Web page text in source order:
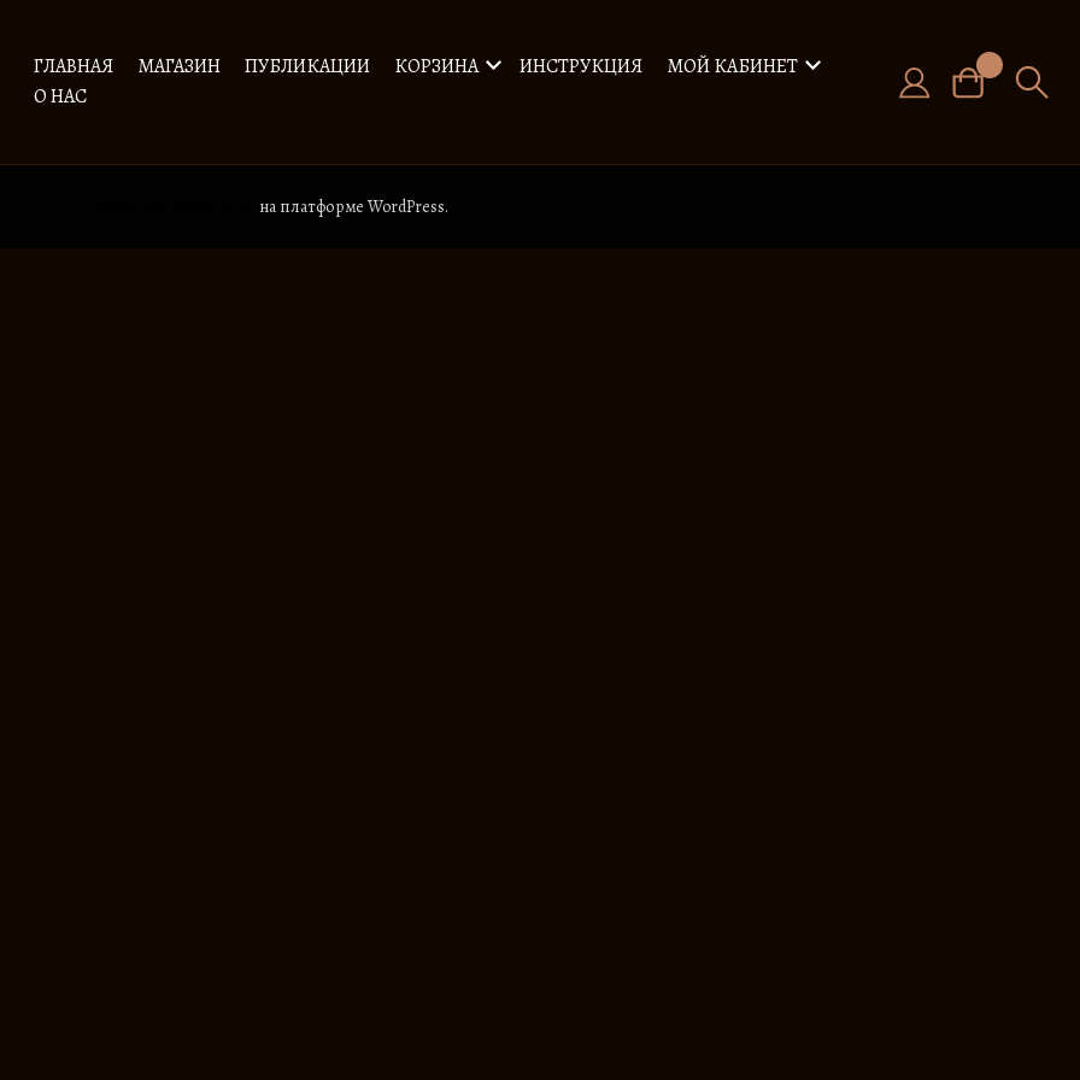
ГЛАВНАЯ МАГАЗИН ПУБЛИКАЦИИ КОРЗИНА ИНСТРУКЦИЯ
МОЙ КАБИНЕТ
О НАС
на платформе WordPress.